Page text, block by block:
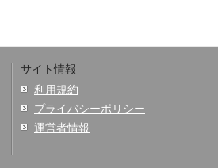
サイト情報
利用規約
プライバシーポリシー
運営者情報